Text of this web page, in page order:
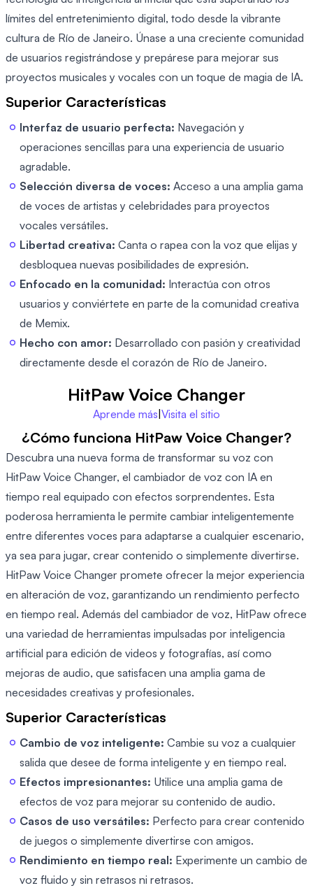
límites del entretenimiento digital, todo desde la vibrante
cultura de Río de Janeiro. Únase a una creciente comunidad
de usuarios registrándose y prepárese para mejorar sus
proyectos musicales y vocales con un toque de magia de IA.
Superior Características
Interfaz de usuario perfecta: Navegación y
operaciones sencillas para una experiencia de usuario
agradable.
Selección diversa de voces: Acceso a una amplia gama
de voces de artistas y celebridades para proyectos
vocales versátiles.
Libertad creativa: Canta o rapea con la voz que elijas y
desbloquea nuevas posibilidades de expresión.
Enfocado en la comunidad: Interactúa con otros
usuarios y conviértete en parte de la comunidad creativa
de Memix.
Hecho con amor: Desarrollado con pasión y creatividad
directamente desde el corazón de Río de Janeiro.
HitPaw Voice Changer
Aprende más Visita el sitio
¿Cómo funciona HitPaw Voice Changer?
Descubra una nueva forma de transformar su voz con
HitPaw Voice Changer, el cambiador de voz con IA en
tiempo real equipado con efectos sorprendentes. Esta
poderosa herramienta le permite cambiar inteligentemente
entre diferentes voces para adaptarse a cualquier escenario,
ya sea para jugar, crear contenido o simplemente divertirse.
HitPaw Voice Changer promete ofrecer la mejor experiencia
en alteración de voz, garantizando un rendimiento perfecto
en tiempo real. Además del cambiador de voz, HitPaw ofrece
una variedad de herramientas impulsadas por inteligencia
artificial para edición de videos y fotografías, así como
mejoras de audio, que satisfacen una amplia gama de
necesidades creativas y profesionales.
Superior Características
Cambio de voz inteligente: Cambie su voz a cualquier
salida que desee de forma inteligente y en tiempo real.
Efectos impresionantes: Utilice una amplia gama de
efectos de voz para mejorar su contenido de audio.
Casos de uso versátiles: Perfecto para crear contenido
de juegos o simplemente divertirse con amigos.
Rendimiento en tiempo real: Experimente un cambio de
voz fluido y sin retrasos ni retrasos.